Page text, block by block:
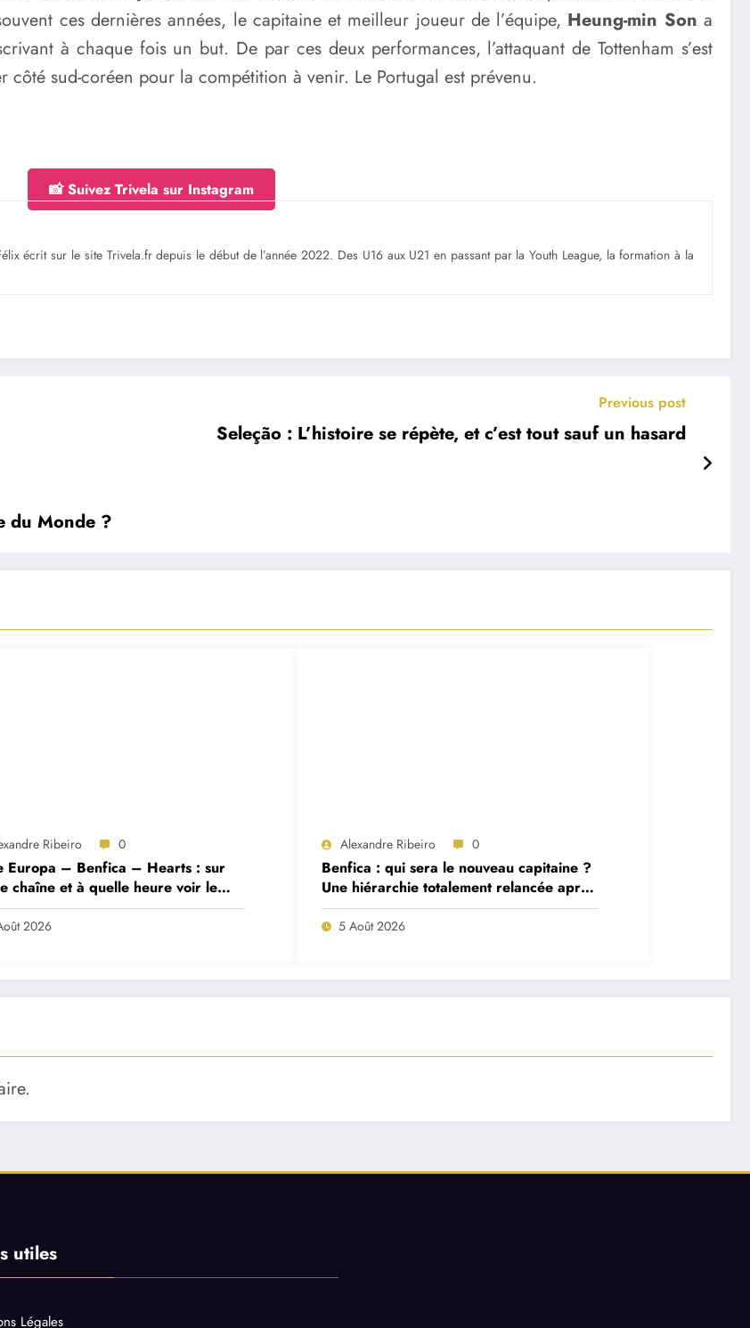
ces dernières années, le capitaine et meilleur joueur de l’équipe, Heung-min Son a
à chaque fois un but. De par ces deux performances, l’attaquant de Tottenham s’est
sud-coréen pour la compétition à venir. Le Portugal est prévenu.
📸 Suivez Trivela sur Instagram
écrit sur le site Trivela.fr depuis le début de l’année 2022. Des U16 aux U21 en passant par la Youth League, la formation à la
Previous post
Seleção : L’histoire se répète, et c’est tout sauf un hasard
du Monde ?
Ribeiro 0
Europa – Benfica – Hearts : sur
chaîne et à quelle heure voir le
?
2026
Alexandre Ribeiro 0
Benfica : qui sera le nouveau capitaine ?
Une hiérarchie totalement relancée après
deux départs majeurs
5 Août 2026
utiles
Légales